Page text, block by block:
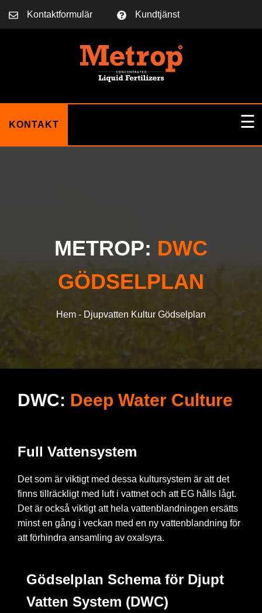
Kontaktformulär Kundtjänst
☰
OUTLETS
KONTAKT
METROP: DWC
GÖDSELPLAN
Hem - Djupvatten Kultur Gödselplan
DWC: Deep Water Culture
Full Vattensystem
Det som är viktigt med dessa kultursystem är att det
finns tillräckligt med luft i vattnet och att EG hålls lågt.
Det är också viktigt att hela vattenblandningen ersätts
minst en gång i veckan med en ny vattenblandning för
att förhindra ansamling av oxalsyra.
Gödselplan Schema för Djupt
Vatten System (DWC)